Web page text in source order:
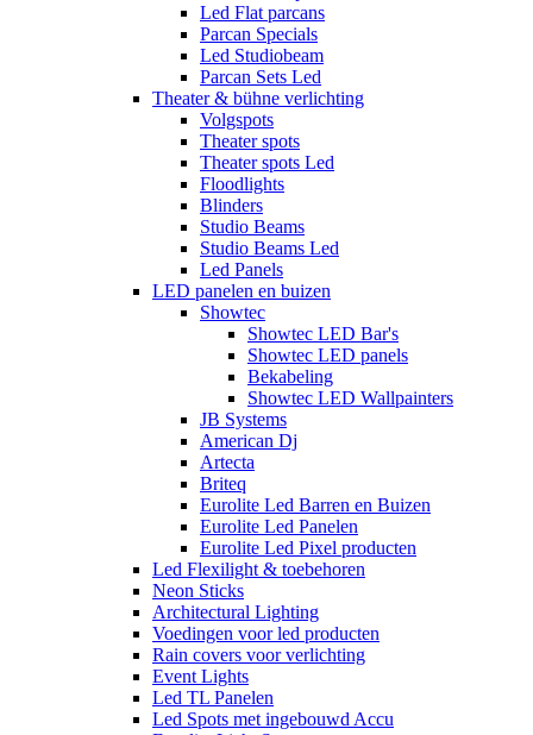
Led Flat parcans
Parcan Specials
Led Studiobeam
Parcan Sets Led
Theater & bühne verlichting
Volgspots
Theater spots
Theater spots Led
Floodlights
Blinders
Studio Beams
Studio Beams Led
Led Panels
LED panelen en buizen
Showtec
Showtec LED Bar's
Showtec LED panels
Bekabeling
Showtec LED Wallpainters
JB Systems
American Dj
Artecta
Briteq
Eurolite Led Barren en Buizen
Eurolite Led Panelen
Eurolite Led Pixel producten
Led Flexilight & toebehoren
Neon Sticks
Architectural Lighting
Voedingen voor led producten
Rain covers voor verlichting
Event Lights
Led TL Panelen
Led Spots met ingebouwd Accu